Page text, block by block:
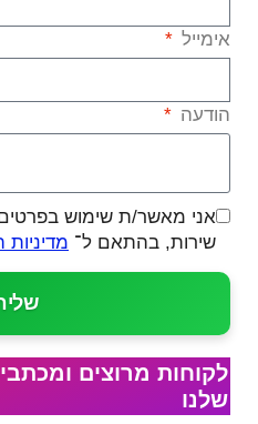
אימייל
הודעה
אני מאשר/ת שימוש בפרטים
שירות, בהתאם ל־ מדיניות
לקוחות מרוצים
שלנו